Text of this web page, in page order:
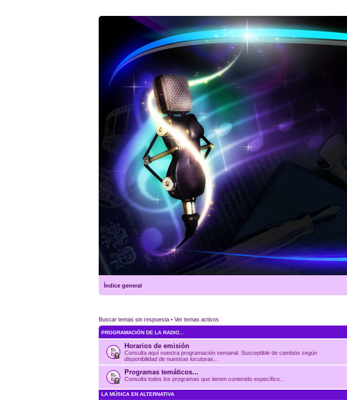
Índice general
Buscar temas sin respuesta • Ver temas activos
PROGRAMACIÓN DE LA RADIO...
Horarios de emisión
Consulta aquí nuestra programación semanal. Susceptible de cambios según
disponibilidad de nuestras locutoras...
Programas temáticos...
Consulta todos los programas que tienen contenido específico...
LA MÚSICA EN ALTERNATIVA